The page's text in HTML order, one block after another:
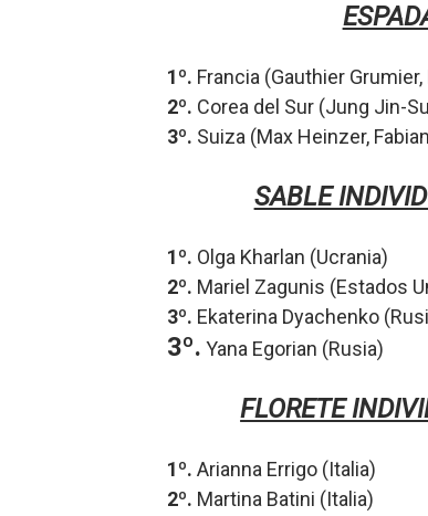
1º. Francia (Gauthier Grumier,
2º. Corea del Sur (Jung Jin-
3º. Suiza (Max Heinzer,
SABLE
1º. Olga Kharlan (Ucrania)
2º. Mariel Zagunis (Estados
3º. Ekaterina Dyachenko
3º. Yana Egorian (Rusia)
FLORETE
1º. Arianna Errigo (Italia)
2º. Martina Batini (Italia)